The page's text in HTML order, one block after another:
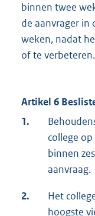
binnen twee
de aanvrager in
weken, nadat
of te verbeteren.
Artikel 6
1.
college
binnen
aanvraag.
2.
Het
hoogste